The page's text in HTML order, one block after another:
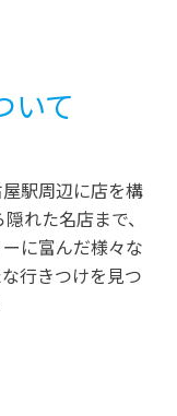
いて
駅周辺に店を構
れた名店まで、
に富んだ様々な
行きつけを見つ